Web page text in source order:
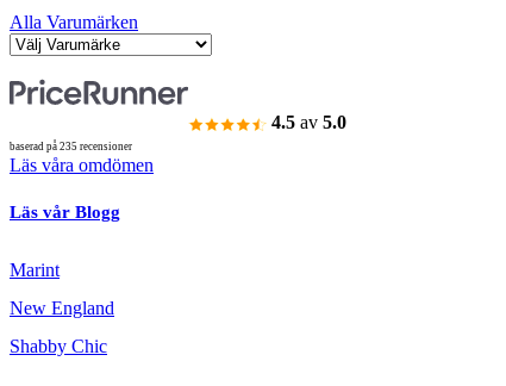
Alla Varumärken
4.5 av 5.0
baserad på 235 recensioner
Läs våra omdömen
Läs vår Blogg
Marint
New England
Shabby Chic